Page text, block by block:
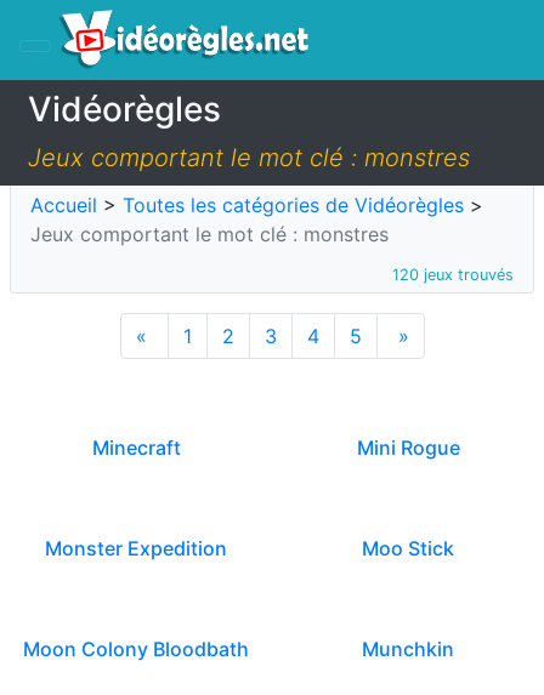
Vidéorègles
Jeux comportant le mot clé : monstres
Accueil > Toutes les catégories de Vidéorègles >
Jeux comportant le mot clé : monstres
120 jeux trouvés
« 1 2 3 4 5 »
Minecraft Mini Rogue
Monster Expedition Moo Stick
Moon Colony Bloodbath Munchkin